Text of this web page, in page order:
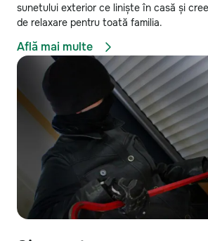
sunetului exterior ce liniște în casă și
de relaxare pentru toată familia.
Află mai multe